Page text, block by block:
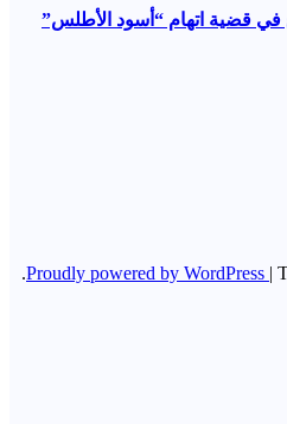
في قضية اتهام “أسود الأطلس”
Proudly powered by WordPress |
.